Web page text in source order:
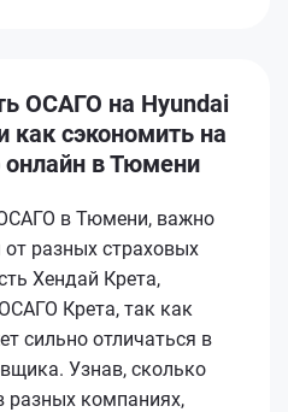
ОСАГО на Hyundai
как сэкономить на
в Тюмени
в Тюмени, важно
разных страховых
Хендай Крета,
Крета, так как
сильно отличаться в
Узнав, сколько
разных компаниях,